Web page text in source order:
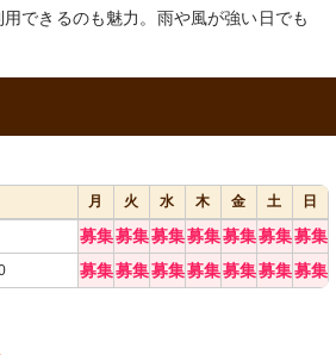
できるのも魅力。雨や風が強い日でも
月 火 水 木 金 土
日
募集募集募集募集募集募集募集
募集募集募集募集募集募集募集